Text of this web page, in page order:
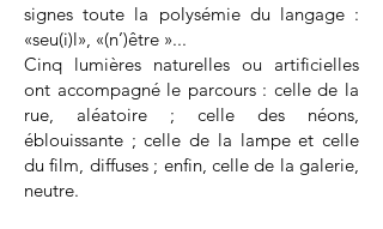
signes toute la polysémie du langage :
«seu(i)l», «(n’)être »...
Cinq lumières naturelles ou artificielles
ont accompagné le parcours : celle de la
rue, aléatoire ; celle des néons,
éblouissante ; celle de la lampe et celle
du film, diffuses ; enfin, celle de la galerie,
neutre.